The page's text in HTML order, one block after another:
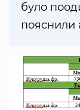
було
пояснили